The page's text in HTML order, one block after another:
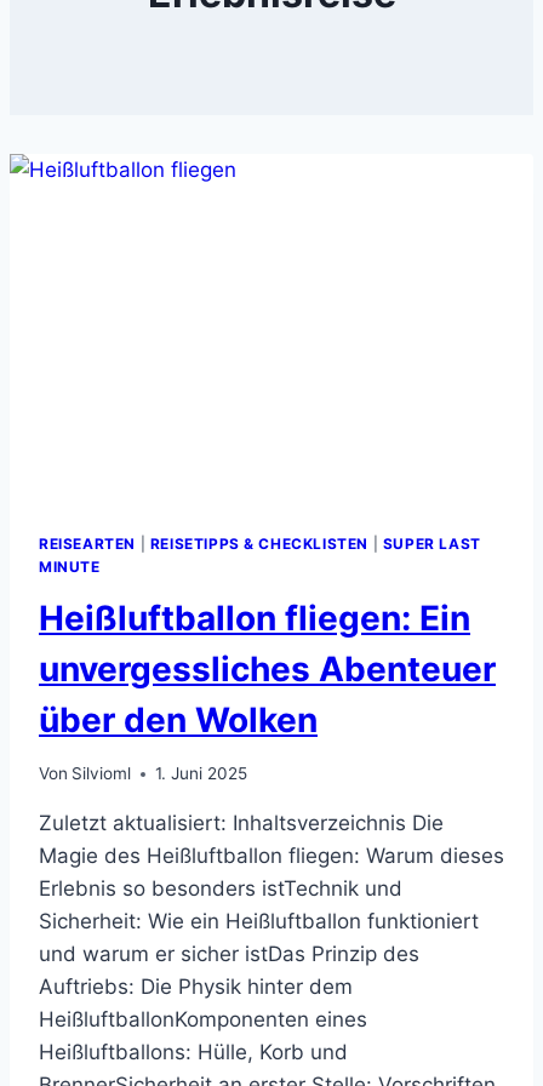
REISEARTEN REISETIPPS & CHECKLISTEN
SUPER LAST
MINUTE
Heißluftballon fliegen: Ein
unvergessliches Abenteuer
über den Wolken
Von Silvioml 1. Juni 2025
Zuletzt aktualisiert: Inhaltsverzeichnis Die
Magie des Heißluftballon fliegen: Warum dieses
Erlebnis so besonders istTechnik und
Sicherheit: Wie ein Heißluftballon funktioniert
und warum er sicher istDas Prinzip des
Auftriebs: Die Physik hinter dem
HeißluftballonKomponenten eines
Heißluftballons: Hülle, Korb und